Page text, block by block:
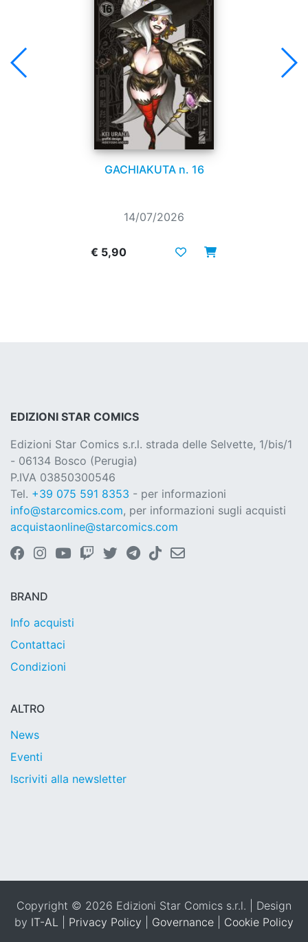
GACHIAKUTA n. 16
14/07/2026
€ 5,90
EDIZIONI STAR COMICS
Edizioni Star Comics s.r.l. strada delle Selvette, 1/bis/1
- 06134 Bosco (Perugia)
P.IVA 03850300546
Tel. +39 075 591 8353 - per informazioni
info@starcomics.com, per informazioni sugli acquisti
acquistaonline@starcomics.com
BRAND
Info acquisti
Contattaci
Condizioni
ALTRO
News
Eventi
Iscriviti alla newsletter
Copyright © 2026 Edizioni Star Comics s.r.l. | Design
by IT-AL Privacy Policy Governance Cookie Policy